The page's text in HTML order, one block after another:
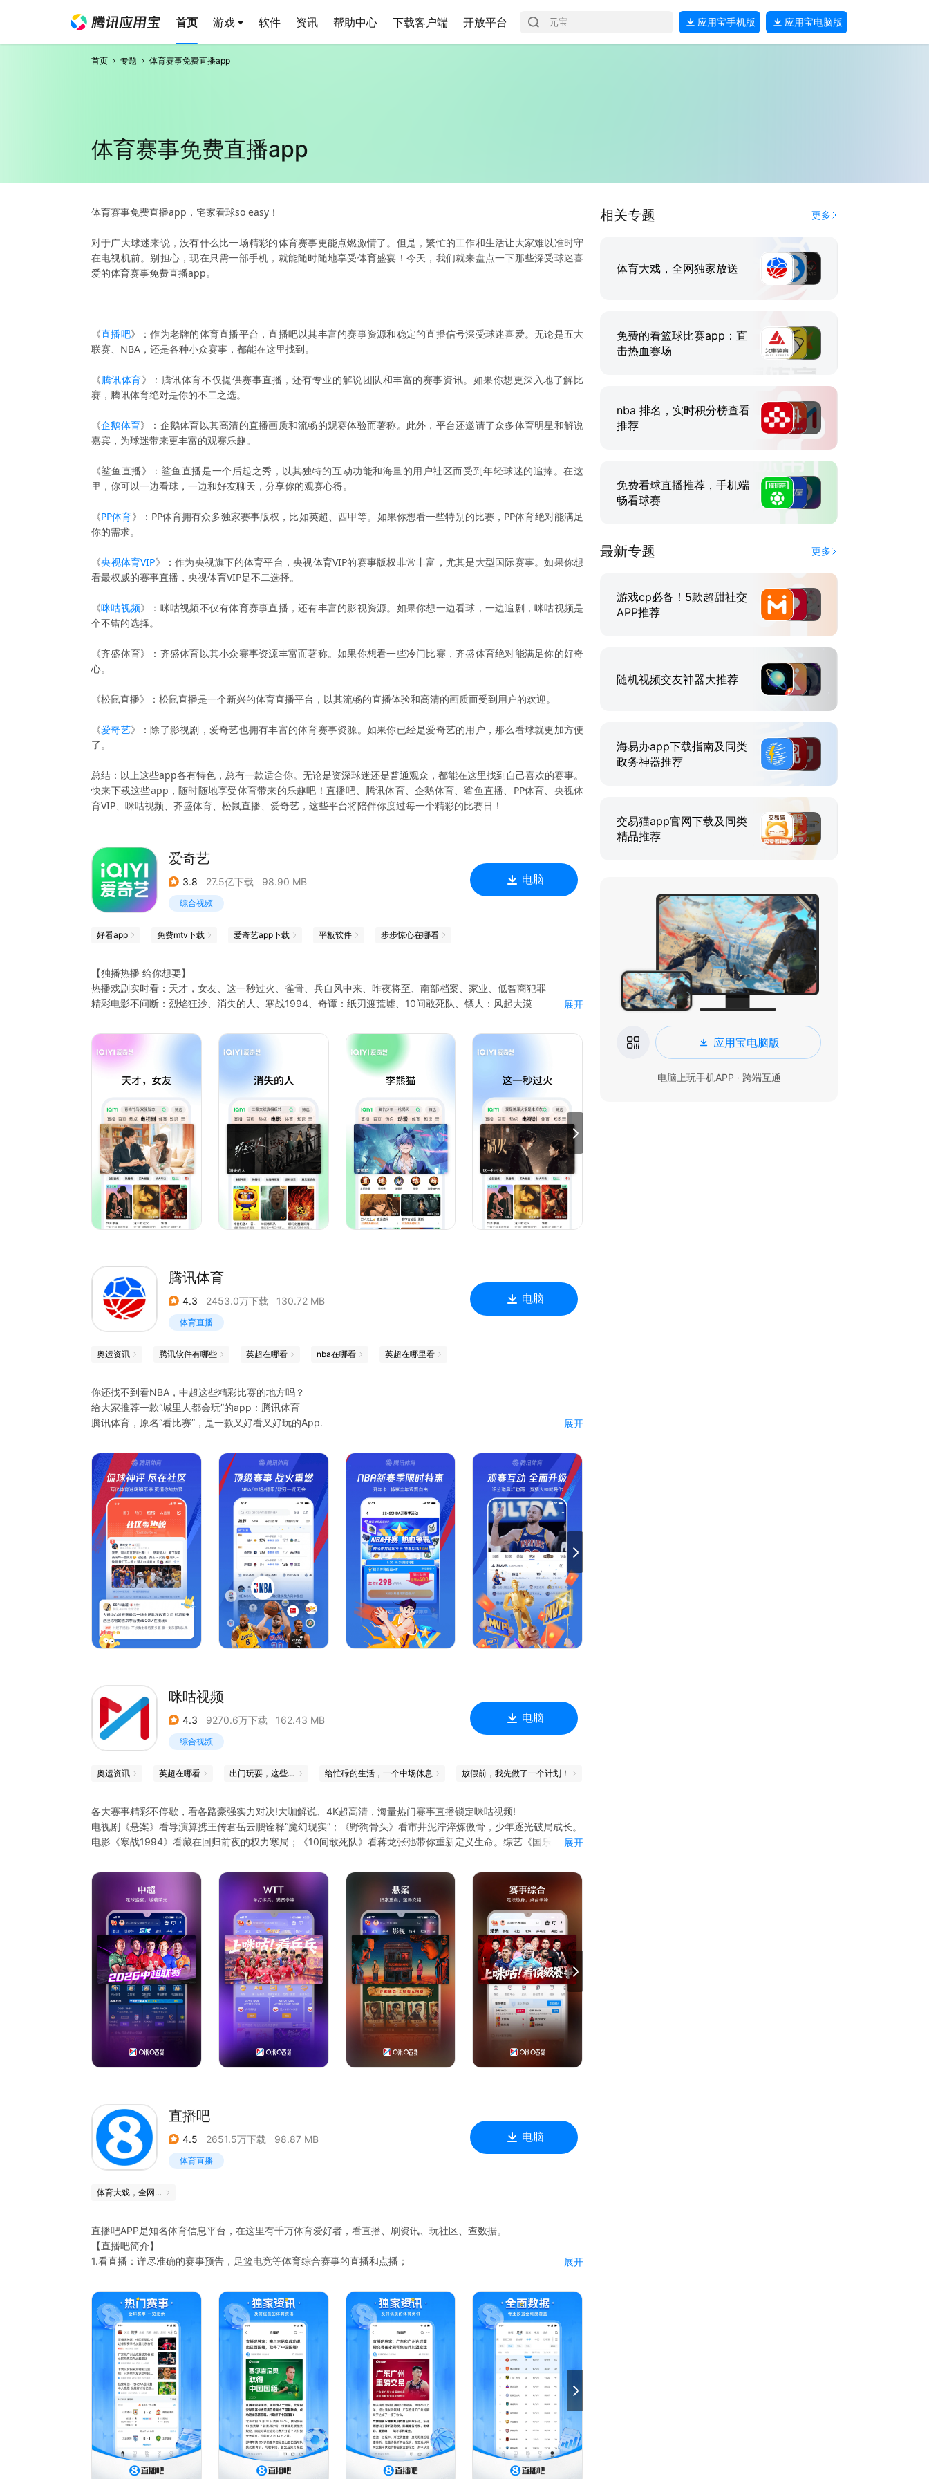
首页 游戏 软件 资讯 帮助中心 下载客户端 开放平台 应用宝手机版 应用宝电脑版
首页 专题 体育赛事免费直播app
体育赛事免费直播app
体育赛事免费直播app，宅家看球so easy！
对于广大球迷来说，没有什么比一场精彩的体育赛事更能点燃激情了。但是，繁忙的工作和生活让大家难以准时守
在电视机前。别担心，现在只需一部手机，就能随时随地享受体育盛宴！今天，我们就来盘点一下那些深受球迷喜
爱的体育赛事免费直播app。
《直播吧》：作为老牌的体育直播平台，直播吧以其丰富的赛事资源和稳定的直播信号深受球迷喜爱。无论是五大
联赛、NBA，还是各种小众赛事，都能在这里找到。
《腾讯体育》：腾讯体育不仅提供赛事直播，还有专业的解说团队和丰富的赛事资讯。如果你想更深入地了解比
赛，腾讯体育绝对是你的不二之选。
《企鹅体育》：企鹅体育以其高清的直播画质和流畅的观赛体验而著称。此外，平台还邀请了众多体育明星和解说
嘉宾，为球迷带来更丰富的观赛乐趣。
《鲨鱼直播》：鲨鱼直播是一个后起之秀，以其独特的互动功能和海量的用户社区而受到年轻球迷的追捧。在这
里，你可以一边看球，一边和好友聊天，分享你的观赛心得。
《PP体育》：PP体育拥有众多独家赛事版权，比如英超、西甲等。如果你想看一些特别的比赛，PP体育绝对能满足
你的需求。
《央视体育VIP》：作为央视旗下的体育平台，央视体育VIP的赛事版权非常丰富，尤其是大型国际赛事。如果你想
看最权威的赛事直播，央视体育VIP是不二选择。
《咪咕视频》：咪咕视频不仅有体育赛事直播，还有丰富的影视资源。如果你想一边看球，一边追剧，咪咕视频是
个不错的选择。
《齐盛体育》：齐盛体育以其小众赛事资源丰富而著称。如果你想看一些冷门比赛，齐盛体育绝对能满足你的好奇
心。
《松鼠直播》：松鼠直播是一个新兴的体育直播平台，以其流畅的直播体验和高清的画质而受到用户的欢迎。
《爱奇艺》：除了影视剧，爱奇艺也拥有丰富的体育赛事资源。如果你已经是爱奇艺的用户，那么看球就更加方便
了。
总结：以上这些app各有特色，总有一款适合你。无论是资深球迷还是普通观众，都能在这里找到自己喜欢的赛事。
快来下载这些app，随时随地享受体育带来的乐趣吧！直播吧、腾讯体育、企鹅体育、鲨鱼直播、PP体育、央视体
育VIP、咪咕视频、齐盛体育、松鼠直播、爱奇艺，这些平台将陪伴你度过每一个精彩的比赛日！
爱奇艺
3.8 27.5亿下载 98.90 MB
综合视频
电脑
好看app 免费mtv下载 爱奇艺app下载 平板软件 步步惊心在哪看
【独播热播 给你想要】
热播戏剧实时看：天才，女友、这一秒过火、雀骨、兵自风中来、昨夜将至、南部档案、家业、低智商犯罪
精彩电影不间断：烈焰狂沙、消失的人、寒战1994、奇谭：纸刃渡荒墟、10间敢死队、镖人：风起大漠
竖屏短剧随心刷：云鬓乱、最后一个道士、养敌为患、三尺春、饲妖、当时只道是卿卿、牧野诡事之定魂灵珠
动漫番剧随心换：择日飞升、李熊猫、航海王、逆天邪神、搜神记、择天记、大主宰年番、鬼灭之刃、名侦探柯南
经典纪录片细品味：王羲之 从乌衣巷走向兰亭、中国通史、与恐龙同行、航拍中国、舌尖上的中国、人间世
海外剧集尽情选：请回答1988、生活大爆炸、老友记、真探、哥谭镇、小谢尔顿、太阳的后裔
【VIP会员 尊享特权】
1、内容特权：院线新片、海量高分大片、热剧抢先看、热门综艺、付费影片折扣、畅读小说。
2、观影特权：广告特权、1080P、帧绮映画、杜比全景声、专属弹幕、下载加速、预约下载。
3、身份特权：七端全屏通、畅享多会员、尊贵标识、生日礼包、专属客服、等级权益红包、赠送好友
展开
腾讯体育
4.3 2453.0万下载 130.72 MB
体育直播
电脑
奥运资讯 腾讯软件有哪些 英超在哪看 nba在哪看 英超在哪里看
你还找不到看NBA，中超这些精彩比赛的地方吗？
给大家推荐一款“城里人都会玩”的app：腾讯体育
腾讯体育，原名“看比赛”，是一款又好看又好玩的App.
好玩，是这里还有实力和人气兼备的社区！在社区你可以与球星直接面对面对话、与球友开心斗嘴、与专家热烈讨
论。进了社区，So easy！妈妈再也不担心我的体育学习啦！
别犹豫了，加入我们，腾讯体育，你值得拥有!
让我们一起High翻足篮，放肆吼出来！
更多精彩内容等待你的发现！
展开
咪咕视频
4.3 9270.6万下载 162.43 MB
综合视频
电脑
奥运资讯 英超在哪看 出门玩耍，这些App帮你省心 给忙碌的生活，一个中场休息 放假前，我先做了一个计划！
各大赛事精彩不停歇，看各路豪强实力对决!大咖解说、4K超高清，海量热门赛事直播锁定咪咕视频!
电视剧《悬案》看导演算携王传君岳云鹏诠释“魔幻现实”；《野狗骨头》看市井泥泞淬炼傲骨，少年逐光破局成长。
电影《寒战1994》看藏在回归前夜的权力寒局；《10间敢死队》看蒋龙张弛带你重新定义生命。综艺《国乐无双》
深唱将、新生代实力歌手以及跨界演员，打破职业与风格的壁垒，带来多元碰撞的舞台表达。上咪咕视频，给你好
热门赛事热血出击：中超、英超、西甲、德甲、意甲、法甲、中网、NBA、WTT、UFC
人气热剧追不停:《悬案》《野狗骨头》
热播影片尽享:《寒战1994》《10间敢死队》
热播综艺宅家看:《国乐无双》《天赐的声音第七季》
【特色剧场 海量资源任你挑选】
好莱坞大片、高分经典TVB热剧、限免抗日大剧、二次元热血动漫持续更新中，等你来嗨!
【人气动画 少儿动漫乐翻天】
《蜀山奇仙录第二季》《百鬼幼儿园第三季》《老蛇修仙传》等与你乐享卡通时光!
【千路卫视高清直播 零时差畅看】
展开
直播吧
4.5 2651.5万下载 98.87 MB
体育直播
电脑
体育大戏，全网独家放送
直播吧APP是知名体育信息平台，在这里有千万体育爱好者，看直播、刷资讯、玩社区、查数据。
【直播吧简介】
1.看直播：详尽准确的赛事预告，足篮电竞等体育综合赛事的直播和点播；
3.玩社区：有趣的社区氛围，侃球看球；
展开
相关专题 更多
体育大戏，全网独家放送
免费的看篮球比赛app：直
击热血赛场
nba 排名，实时积分榜查看
推荐
免费看球直播推荐，手机端
畅看球赛
最新专题 更多
游戏cp必备！5款超甜社交
APP推荐
随机视频交友神器大推荐
海易办app下载指南及同类
政务神器推荐
交易猫app官网下载及同类
精品推荐
应用宝电脑版
电脑上玩手机APP · 跨端互通